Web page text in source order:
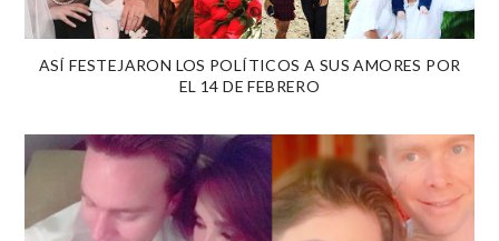
ASÍ FESTEJARON LOS POLÍTICOS A SUS AMORES POR
EL 14 DE FEBRERO